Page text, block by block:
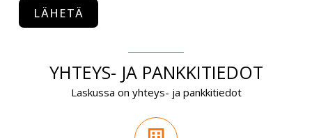
LÄHETÄ
YHTEYS- JA PANKKITIEDOT
Laskussa on yhteys- ja pankkitiedot